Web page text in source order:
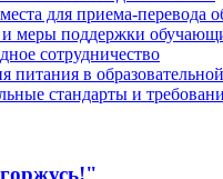
для приема-перевода
меры поддержки
сотрудничество
питания в
стандарты и